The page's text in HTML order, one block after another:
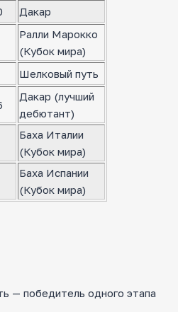
Дакар
Ралли Марокко
(Кубок мира)
Шелковый путь
Дакар (лучший
дебютант)
Баха Италии
(Кубок мира)
Баха Испании
(Кубок мира)
— победитель одного этапа